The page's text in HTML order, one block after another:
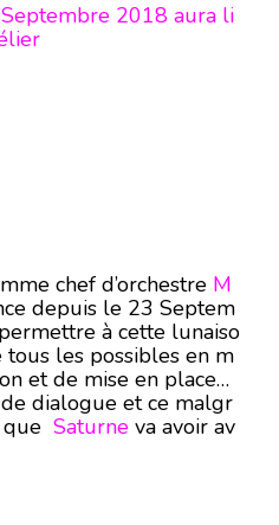
2018 aura li
chef d’orchestre M
depuis le 23 Septem
à cette lunaiso
tous les possibles en m
et de mise en place
dialogue et ce malgr
Saturne va avoir av